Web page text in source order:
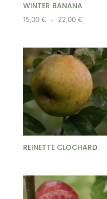
WINTER BANANA
15,00 € – 22,00 €Plage
prix :
15,00 €
à
22,00 €
REINETTE CLOCHARD